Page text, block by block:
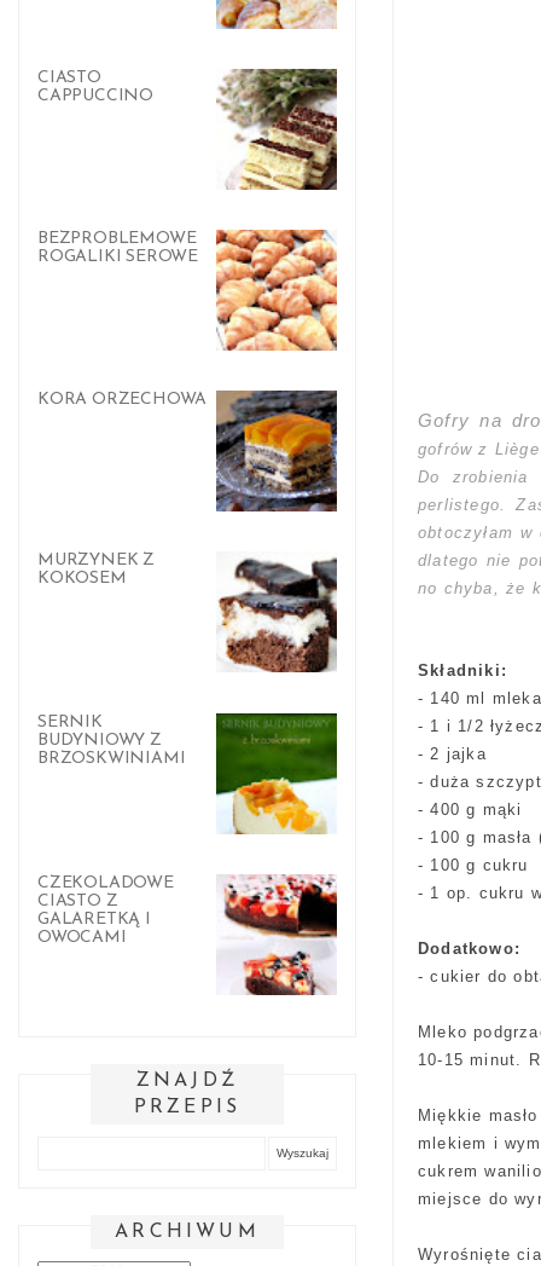
Gofry na
gofrów z
Do
perlistego.
obtoczyłam
dlatego nie
no chyba, że
Składniki:
- 140 ml mleka
- 1 i 1/2
- 2 jajka
- duża
- 400 g mąki
- 100 g masła
- 100 g cukru
- 1 op. cukru
Dodatkowo:
- cukier do
Mleko
10-15 minut.
Miękkie
mlekiem i
cukrem
miejsce do
Wyrośnięte
CIASTO
CAPPUCCINO
BEZPROBLEMOWE
ROGALIKI SEROWE
KORA ORZECHOWA
MURZYNEK Z
KOKOSEM
SERNIK
BUDYNIOWY Z
BRZOSKWINIAMI
CZEKOLADOWE
CIASTO Z
GALARETKĄ I
OWOCAMI
ZNAJDŹ
PRZEPIS
ARCHIWUM